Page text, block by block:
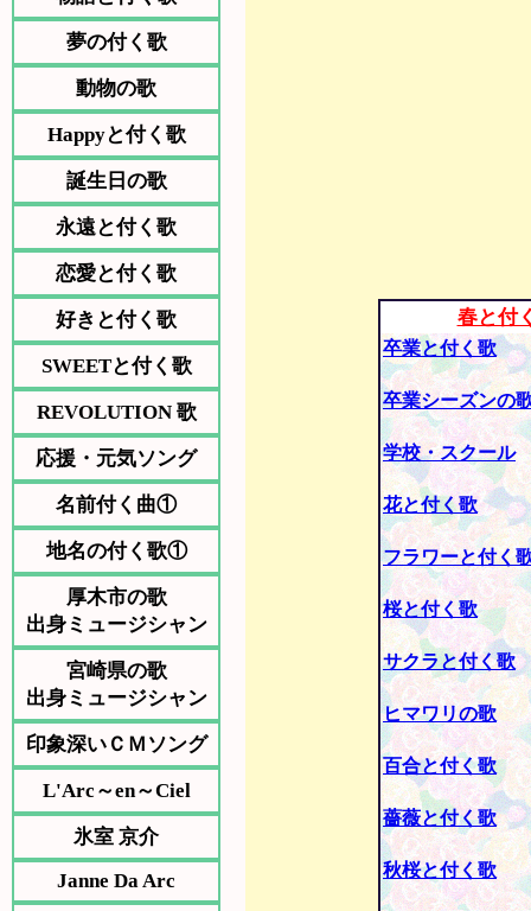
夢の付く歌
動物の歌
Happyと付く歌
誕生日の歌
永遠と付く歌
恋愛と付く歌
好きと付く歌
SWEETと付く歌
REVOLUTION 歌
応援・元気ソング
名前付く曲①
地名の付く歌①
厚木市の歌
出身ミュージシャン
宮崎県の歌
出身ミュージシャン
印象深いＣＭソング
L'Arc～en～Ciel
氷室 京介
Janne Da Arc
春と付
卒業と付く歌
卒業シーズンの
学校・スクール
花と付く歌
フラワーと付く
桜と付く歌
サクラと付く歌
ヒマワリの歌
百合と付く歌
薔薇と付く歌
秋桜と付く歌